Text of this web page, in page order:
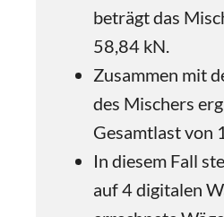
beträgt das
58,84 kN.
Zusammen mit
des Mischers
Gesamtlast von
In diesem Fall
auf 4 digitalen